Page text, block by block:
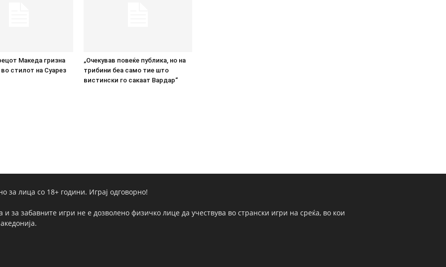
Македа гризна
стилот на Суарез
„Очекував повеќе публика, но на
трибини беа само тие што
вистински го сакаат Вардар“
за лица со 18+ години. Играј одговорно!
и за забавните игри не е дозволено физичко лице да учествува во странски игри на среќа, во кои